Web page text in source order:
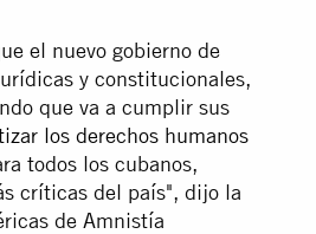
el nuevo gobierno de
y constitucionales,
que va a cumplir sus
los derechos humanos
todos los cubanos,
críticas del país", dijo la
de Amnistía